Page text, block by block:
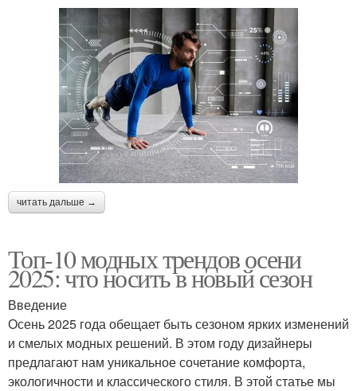
читать дальше →
Топ-10 модных трендов осени
2025: что носить в новый сезон
Введение
Осень 2025 года обещает быть сезоном ярких изменений
и смелых модных решений. В этом году дизайнеры
предлагают нам уникальное сочетание комфорта,
экологичности и классического стиля. В этой статье мы